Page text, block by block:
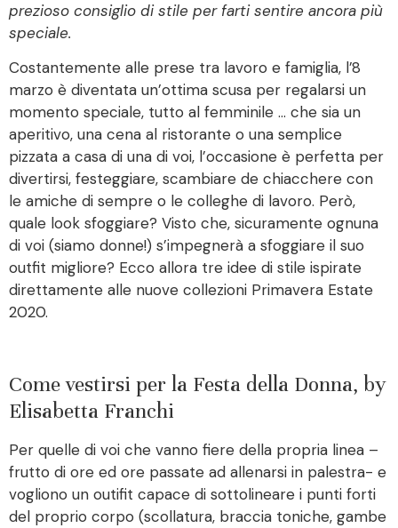
prezioso consiglio di stile per farti sentire ancora più
speciale.
Costantemente alle prese tra lavoro e famiglia, l’8
marzo è diventata un’ottima scusa per regalarsi un
momento speciale, tutto al femminile … che sia un
aperitivo, una cena al ristorante o una semplice
pizzata a casa di una di voi, l’occasione è perfetta per
divertirsi, festeggiare, scambiare de chiacchere con
le amiche di sempre o le colleghe di lavoro. Però,
quale look sfoggiare? Visto che, sicuramente ognuna
di voi (siamo donne!) s’impegnerà a sfoggiare il suo
outfit migliore? Ecco allora tre idee di stile ispirate
direttamente alle nuove collezioni Primavera Estate
2020.
Come vestirsi per la Festa della Donna, by
Elisabetta Franchi
Per quelle di voi che vanno fiere della propria linea –
frutto di ore ed ore passate ad allenarsi in palestra- e
vogliono un outifit capace di sottolineare i punti forti
del proprio corpo (scollatura, braccia toniche, gambe